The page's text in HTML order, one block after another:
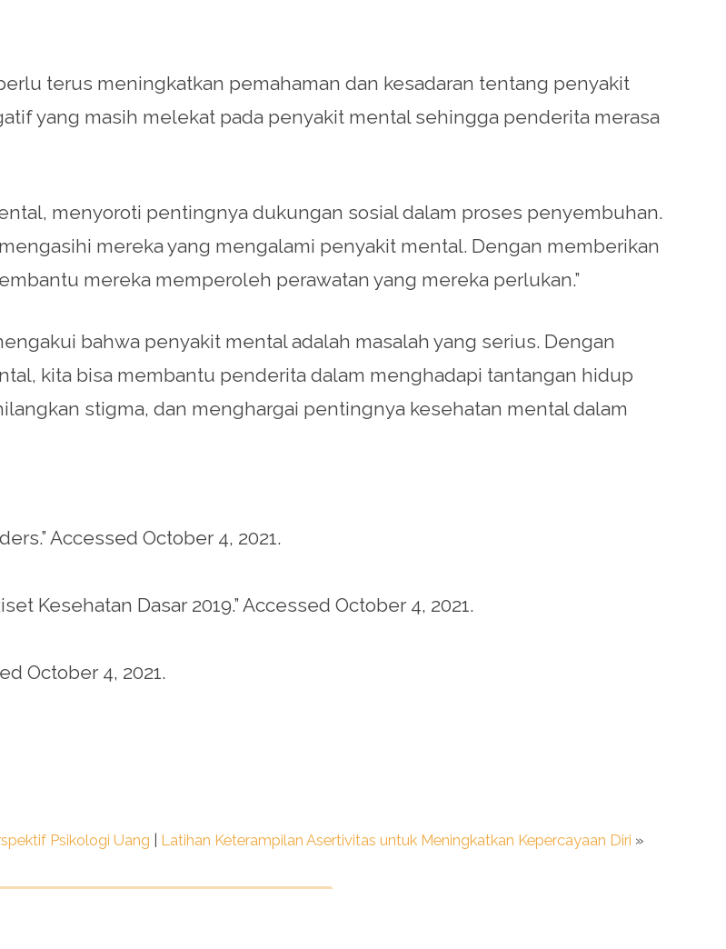
terus meningkatkan pemahaman dan kesadaran tentang penyakit
yang masih melekat pada penyakit mental sehingga penderita merasa
menyoroti pentingnya dukungan sosial dalam proses penyembuhan.
mereka yang mengalami penyakit mental. Dengan memberikan
mereka memperoleh perawatan yang mereka perlukan.”
bahwa penyakit mental adalah masalah yang serius. Dengan
kita bisa membantu penderita dalam menghadapi tantangan hidup
stigma, dan menghargai pentingnya kesehatan mental dalam
Accessed October 4, 2021.
Kesehatan Dasar 2019.” Accessed October 4, 2021.
October 4, 2021.
Psikologi Uang | Latihan Keterampilan Asertivitas untuk Meningkatkan Kepercayaan Diri »